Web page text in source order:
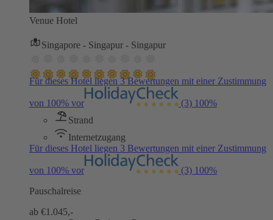
Venue Hotel
Singapore - Singapur - Singapur
Für dieses Hotel liegen 3 Bewertungen mit einer Zustimmung
von 100% vor (3) 100%
Strand
Internetzugang
Für dieses Hotel liegen 3 Bewertungen mit einer Zustimmung
von 100% vor (3) 100%
Pauschalreise
ab €1.045,-